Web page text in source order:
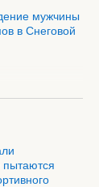
мужчины
в Снеговой
пытаются